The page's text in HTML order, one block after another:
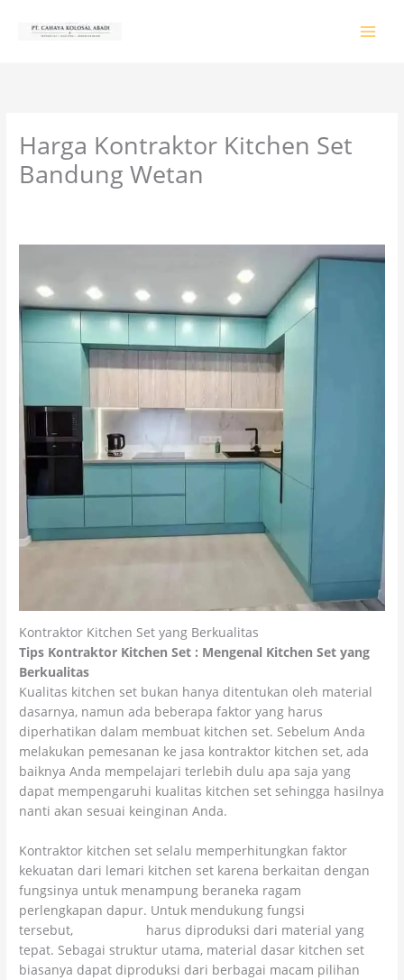
Harga Kontraktor Kitchen Set
Bandung Wetan
Kontraktor Kitchen Set yang Berkualitas
Tips Kontraktor Kitchen Set : Mengenal Kitchen Set yang
Berkualitas
Kualitas kitchen set bukan hanya ditentukan oleh material
dasarnya, namun ada beberapa faktor yang harus
diperhatikan dalam membuat kitchen set. Sebelum Anda
melakukan pemesanan ke jasa kontraktor kitchen set, ada
baiknya Anda mempelajari terlebih dulu apa saja yang
dapat mempengaruhi kualitas kitchen set sehingga hasilnya
nanti akan sesuai keinginan Anda.
Kontraktor kitchen set selalu memperhitungkan faktor
kekuatan dari lemari kitchen set karena berkaitan dengan
fungsinya untuk menampung beraneka ragam
perlengkapan dapur. Untuk mendukung fungsi
tersebut,
harus diproduksi dari material yang
tepat. Sebagai struktur utama, material dasar kitchen set
biasanya dapat diproduksi dari berbagai macam pilihan